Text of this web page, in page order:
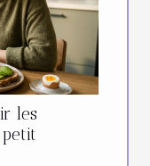
les